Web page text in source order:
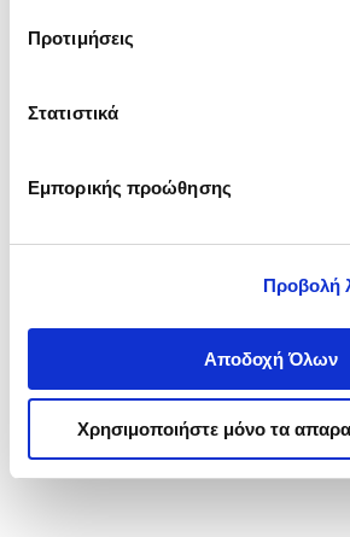
Προτιμήσεις
Στατιστικά
Εμπορικής προώθησης
Προβολή
Αποδοχή Όλων
Χρησιμοποιήστε μόνο τα